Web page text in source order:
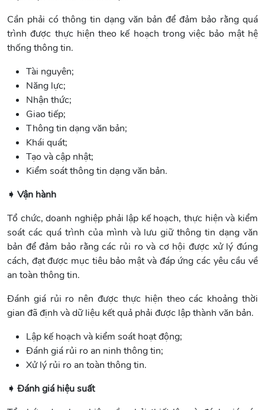
Cần phải có thông tin dạng văn bản để đảm bảo rằng quá
trình được thực hiện theo kế hoạch trong việc bảo mật hệ
thống thông tin.
Tài nguyên;
Năng lực;
Nhận thức;
Giao tiếp;
Thông tin dạng văn bản;
Khái quát;
Tạo và cập nhật;
Kiểm soát thông tin dạng văn bản.
➧ Vận hành
Tổ chức, doanh nghiệp phải lập kế hoạch, thực hiện và kiểm
soát các quá trình của mình và lưu giữ thông tin dạng văn
bản để đảm bảo rằng các rủi ro và cơ hội được xử lý đúng
cách, đạt được mục tiêu bảo mật và đáp ứng các yêu cầu về
an toàn thông tin.
Đánh giá rủi ro nên được thực hiện theo các khoảng thời
gian đã định và dữ liệu kết quả phải được lập thành văn bản.
Lập kế hoạch và kiểm soát hoạt động;
Đánh giá rủi ro an ninh thông tin;
Xử lý rủi ro an toàn thông tin.
➧ Đánh giá hiệu suất